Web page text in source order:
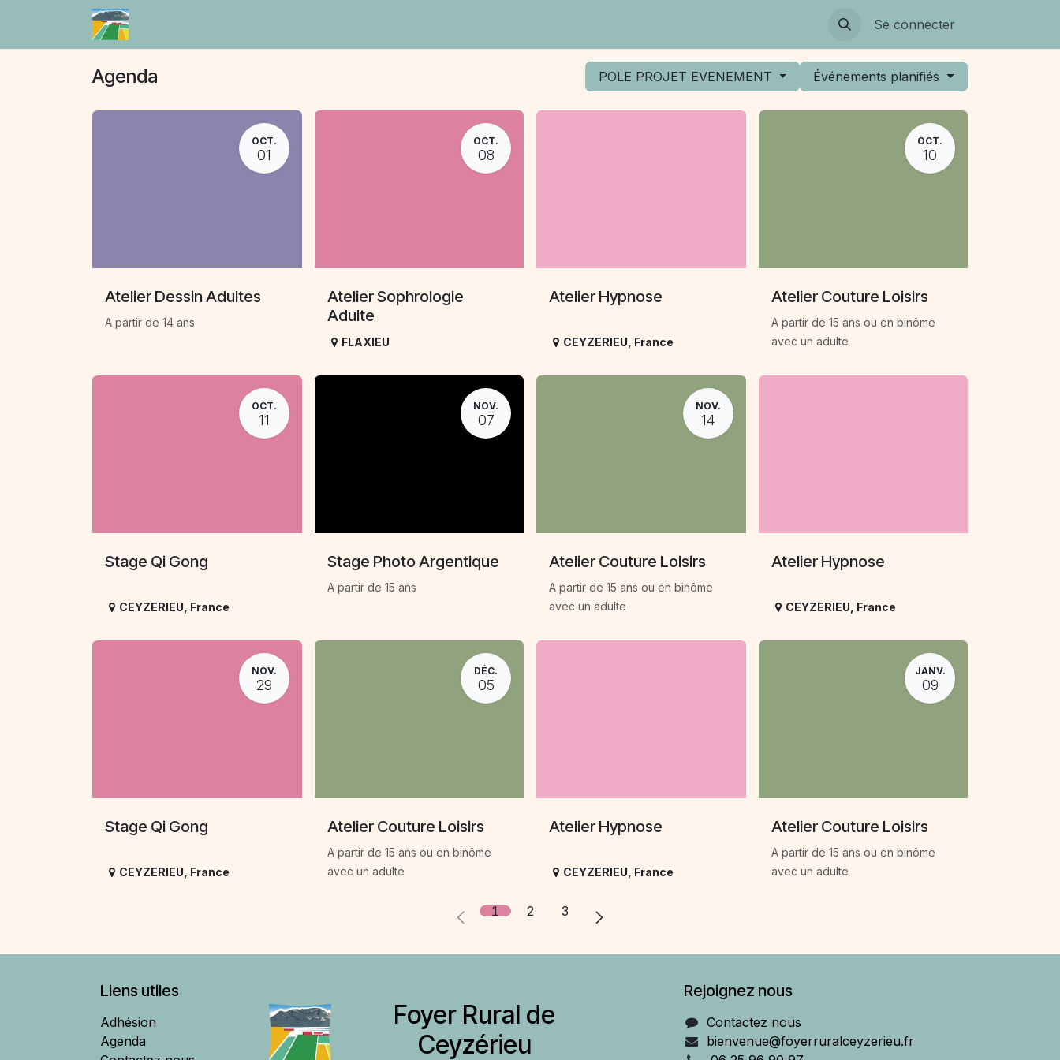
Se rendre au contenu
Se connecter
Agenda POLE PROJET EVENEMENT Événements planifiés
OCT.
01
Atelier Dessin Adultes
A partir de 14 ans
OCT.
08
Atelier Sophrologie
Adulte
FLAXIEU
Atelier Hypnose
CEYZERIEU France
OCT.
10
Atelier Couture Loisirs
A partir de 15 ans ou en binôme
avec un adulte
OCT.
11
Stage Qi Gong
CEYZERIEU France
NOV.
07
Stage Photo Argentique
A partir de 15 ans
NOV.
14
Atelier Couture Loisirs
A partir de 15 ans ou en binôme
avec un adulte
Atelier Hypnose
CEYZERIEU France
NOV.
29
Stage Qi Gong
CEYZERIEU France
DÉC.
05
Atelier Couture Loisirs
A partir de 15 ans ou en binôme
avec un adulte
Atelier Hypnose
CEYZERIEU France
JANV.
09
Atelier Couture Loisirs
A partir de 15 ans ou en binôme
avec un adulte
1 2 3
Liens utiles
Adhésion
Agenda
Rejoignez nous
Contactez nous
bienvenue@foyerruralceyzerieu.fr
Foyer Rural de
Ceyzérieu